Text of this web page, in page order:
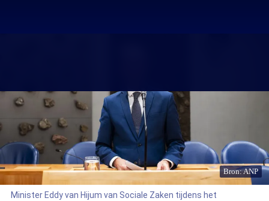
Bron: ANP
Minister Eddy van Hijum van Sociale Zaken tijdens het